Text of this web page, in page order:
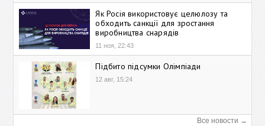
Як Росія використовує целюлозу та
обходить санкції для зростання
виробництва снарядів
11 ноя, 22:43
Підбито підсумки Олімпіади
12 авг, 15:24
Все новости →